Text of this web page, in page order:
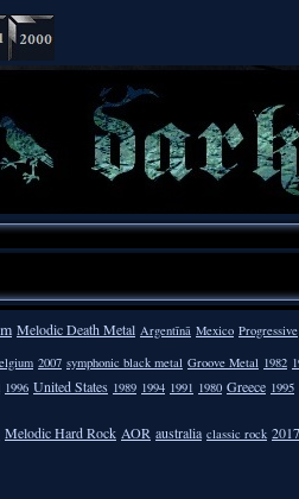
Melodic Death Metal Argentīnā Mexico Progressive
2007 symphonic black metal Groove Metal 1982
1996 United States 1989 1994 1991 1980 Greece 1995
Melodic Hard Rock AOR australia classic rock 2017